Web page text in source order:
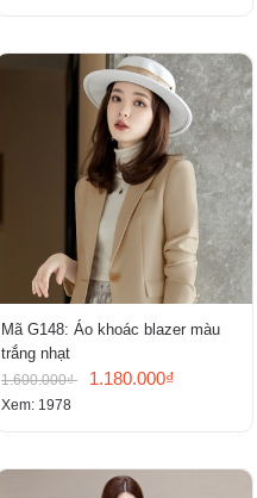
Mã G148: Áo khoác blazer màu
trắng nhạt
1.600.000₫ 1.180.000₫
Xem: 1978